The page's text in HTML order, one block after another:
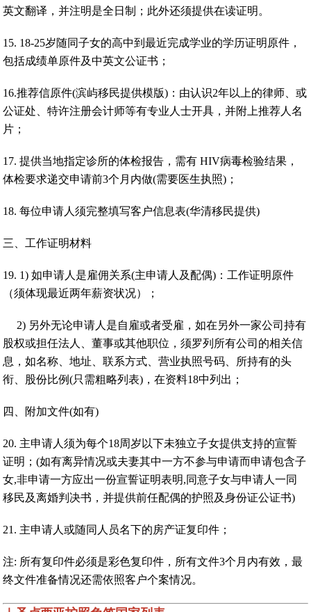
英文翻译，并注明是全日制；此外还须提供在读证明。
15. 18-25岁随同子女的高中到最近完成学业的学历证明原件，
包括成绩单原件及中英文公证书；
16.推荐信原件(滨屿移民提供模版)：由认识2年以上的律师、或
公证处、特许注册会计师等有专业人士开具，并附上推荐人名
片；
17. 提供当地指定诊所的体检报告，需有 HIV病毒检验结果，
体检要求递交申请前3个月内做(需要医生执照)；
18. 每位申请人须完整填写客户信息表(华清移民提供)
三、工作证明材料
19. 1) 如申请人是雇佣关系(主申请人及配偶)：工作证明原件
（须体现最近两年薪资状况）；
2) 另外无论申请人是自雇或者受雇，如在另外一家公司持有
股权或担任法人、董事或其他职位，须罗列所有公司的相关信
息，如名称、地址、联系方式、营业执照号码、所持有的头
衔、股份比例(只需粗略列表)，在资料18中列出；
四、附加文件(如有)
20. 主申请人须为每个18周岁以下未独立子女提供支持的宣誓
证明；(如有离异情况或夫妻其中一方不参与申请而申请包含子
女,非申请一方应出一份宣誓证明表明,同意子女与申请人一同
移民及离婚判决书，并提供前任配偶的护照及身份证公证书)
21. 主申请人或随同人员名下的房产证复印件；
注: 所有复印件必须是彩色复印件，所有文件3个月内有效，最
终文件准备情况还需依照客户个案情况。